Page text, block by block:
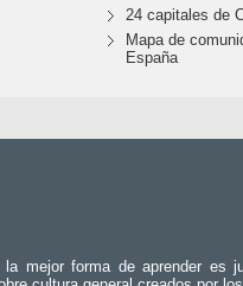
24 capitales de
Mapa de
España
mejor forma de aprender es